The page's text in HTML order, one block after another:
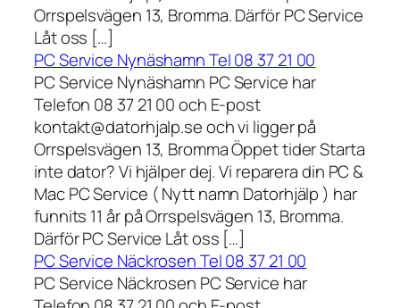
Orrspelsvägen 13, Bromma. Därför PC Service
Låt oss […]
PC Service Nynäshamn Tel 08 37 21 00
PC Service Nynäshamn PC Service har
Telefon 08 37 21 00 och E-post
kontakt@datorhjalp.se och vi ligger på
Orrspelsvägen 13, Bromma Öppet tider Starta
inte dator? Vi hjälper dej. Vi reparera din PC &
Mac PC Service ( Nytt namn Datorhjälp ) har
funnits 11 år på Orrspelsvägen 13, Bromma.
Därför PC Service Låt oss […]
PC Service Näckrosen Tel 08 37 21 00
PC Service Näckrosen PC Service har